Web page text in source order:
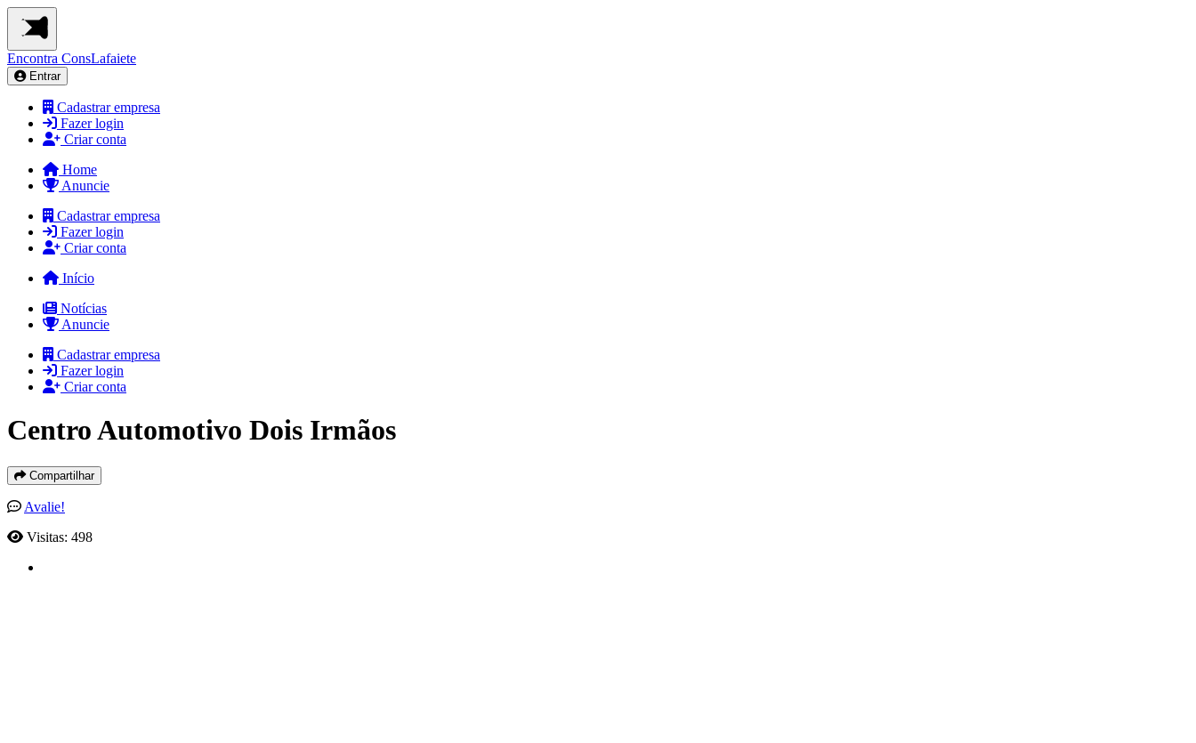
Encontra ConsLafaiete
Entrar
Cadastrar empresa
Fazer login
Criar conta
Home
Anuncie
Cadastrar empresa
Fazer login
Criar conta
Início
Notícias
Anuncie
Cadastrar empresa
Fazer login
Criar conta
Centro Automotivo Dois Irmãos
Compartilhar
Avalie!
Visitas: 498